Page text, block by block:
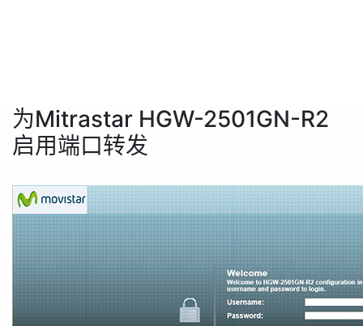
为Mitrastar HGW-2501GN-R2
启用端口转发